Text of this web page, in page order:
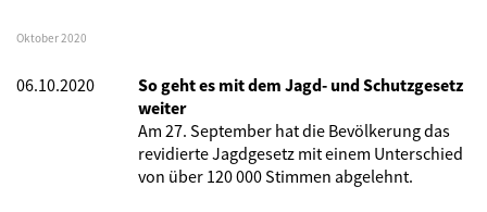
Oktober 2020
06.10.2020
So geht es mit dem Jagd- und Schutzgesetz
weiter
Am 27. September hat die Bevölkerung das
revidierte Jagdgesetz mit einem Unterschied
von über 120 000 Stimmen abgelehnt.